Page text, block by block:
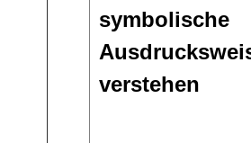
symbolische
verstehen